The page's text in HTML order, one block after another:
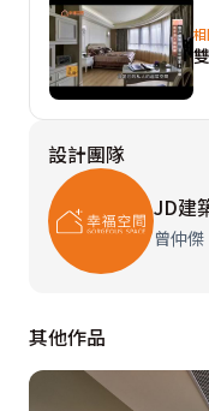
建築．室內設計另
個領域皆能感知光
設計團隊
JD建
曾仲
其他作品